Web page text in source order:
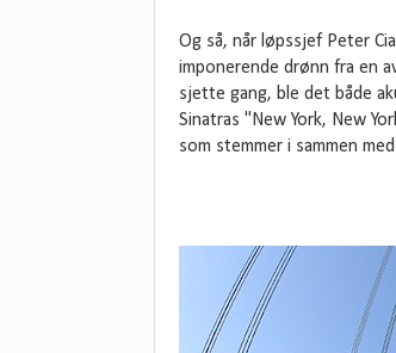
Og så, når løpssjef Peter
imponerende drønn fra en
sjette gang, ble det både
Sinatras "New York, New
som stemmer i sammen